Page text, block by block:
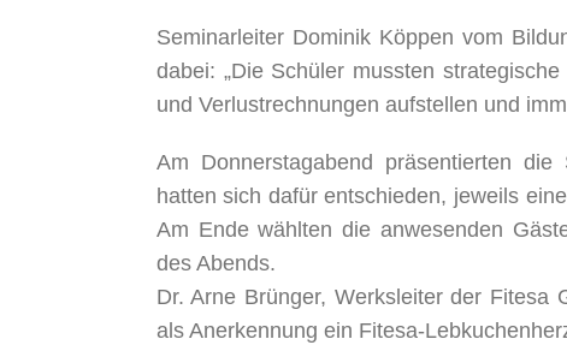
Seminarleiter Dominik Köppen vom
dabei: „Die Schüler mussten
und Verlustrechnungen aufstellen und
Am Donnerstagabend präsentierten
hatten sich dafür entschieden, jeweils
Am Ende wählten die anwesenden
des Abends.
Dr. Arne Brünger, Werksleiter der Fitesa
als Anerkennung ein Fitesa-